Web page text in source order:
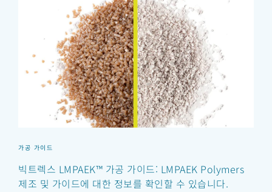
가공 가이드
빅트렉스 LMPAEK™ 가공 가이드: LMPAEK Polymers
제조 및 가이드에 대한 정보를 확인할 수 있습니다.